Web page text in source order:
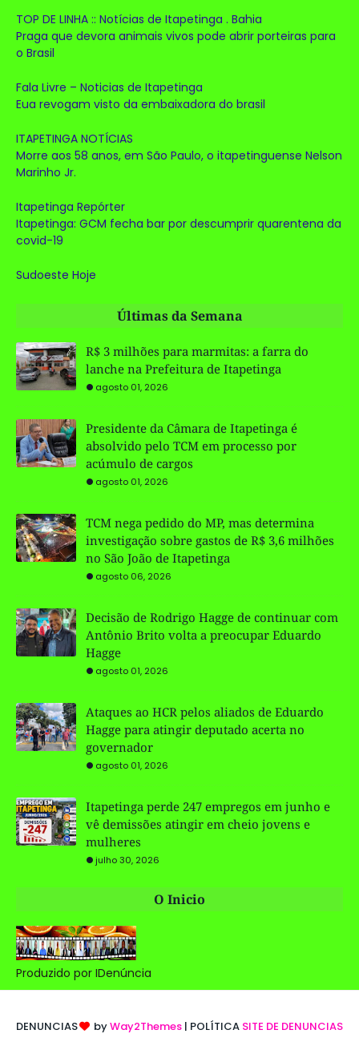
TOP DE LINHA :: Notícias de Itapetinga . Bahia
Praga que devora animais vivos pode abrir porteiras para
o Brasil
Fala Livre – Noticias de Itapetinga
Eua revogam visto da embaixadora do brasil
ITAPETINGA NOTÍCIAS
Morre aos 58 anos, em São Paulo, o itapetinguense Nelson
Marinho Jr.
Itapetinga Repórter
Itapetinga: GCM fecha bar por descumprir quarentena da
covid-19
Sudoeste Hoje
Últimas da Semana
R$ 3 milhões para marmitas: a farra do
lanche na Prefeitura de Itapetinga
agosto 01, 2026
Presidente da Câmara de Itapetinga é
absolvido pelo TCM em processo por
acúmulo de cargos
agosto 01, 2026
TCM nega pedido do MP, mas determina
investigação sobre gastos de R$ 3,6 milhões
no São João de Itapetinga
agosto 06, 2026
Decisão de Rodrigo Hagge de continuar com
Antônio Brito volta a preocupar Eduardo
Hagge
agosto 01, 2026
Ataques ao HCR pelos aliados de Eduardo
Hagge para atingir deputado acerta no
governador
agosto 01, 2026
Itapetinga perde 247 empregos em junho e
vê demissões atingir em cheio jovens e
mulheres
julho 30, 2026
O Inicio
Produzido por IDenúncia
DENUNCIAS byWay2Themes | POLÍTICA SITE DE DENUNCIAS